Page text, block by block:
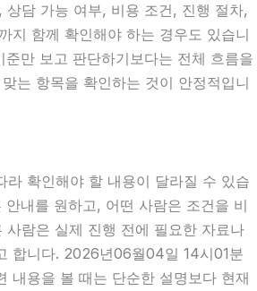
상담 가능 여부, 비용 조건, 진행 절차,
지 함께 확인해야 하는 경우도 있습니
만 보고 판단하기보다는 전체 흐름을
는 항목을 확인하는 것이 안정적입니
라 확인해야 할 내용이 달라질 수 있습
내를 원하고, 어떤 사람은 조건을 비
사람은 실제 진행 전에 필요한 자료나
합니다. 2026년06월04일 14시01분
내용을 볼 때는 단순한 설명보다 현재